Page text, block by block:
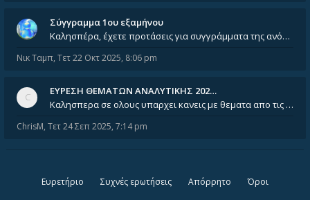
Σύγγραμμα 1ου εξαμήνου
Καλησπέρα, έχετε προτάσεις για συγγράμματα της ανόργανης χημείας? Είμαι ανάμεσα σε Λιοδάκη, Chung και Atkins
Νικ Ταμπ, Τετ 22 Οκτ 2025, 8:06 pm
ΕΥΡΕΣΗ ΘΕΜΑΤΩΝ ΑΝΑΛΥΤΙΚΗΣ 202…
Καλησπερα σε ολους υπαρχει κανεις με θεματα απο τις εξετασεις του ιουνιου και σεπτεμβρίου για την αναλυτικη χημεια
ChrisM, Τετ 24 Σεπ 2025, 7:14 pm
Ευρετήριο Συχνές ερωτήσεις Απόρρητο Όροι